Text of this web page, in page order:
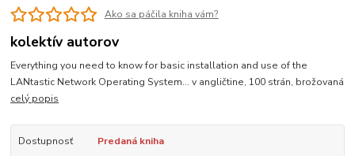
Ako sa páčila kniha vám?
kolektív autorov
Everything you need to know for basic installation and use of the
LANtastic Network Operating System... v angličtine, 100 strán, brožovaná
celý popis
Dostupnosť
Predaná kniha